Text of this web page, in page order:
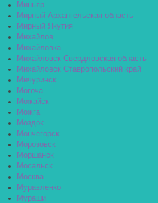
Миньяр
Мирный Архангельская область
Мирный Якутия
Михайлов
Михайловка
Михайловск Свердловская область
Михайловск Ставропольский край
Мичуринск
Могоча
Можайск
Можга
Моздок
Мончегорск
Морозовск
Моршанск
Мосальск
Москва
Муравленко
Мураши